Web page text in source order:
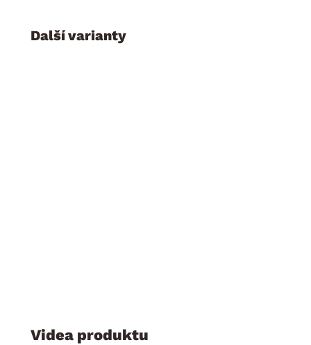
Další varianty
Videa produktu